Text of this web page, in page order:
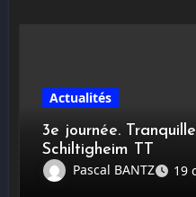
Actualités
3e journée.
Schiltigheim TT
Pascal BANTZ
19